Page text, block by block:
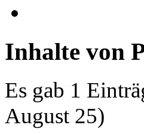
Inhalte von
Es gab 1
August 25)